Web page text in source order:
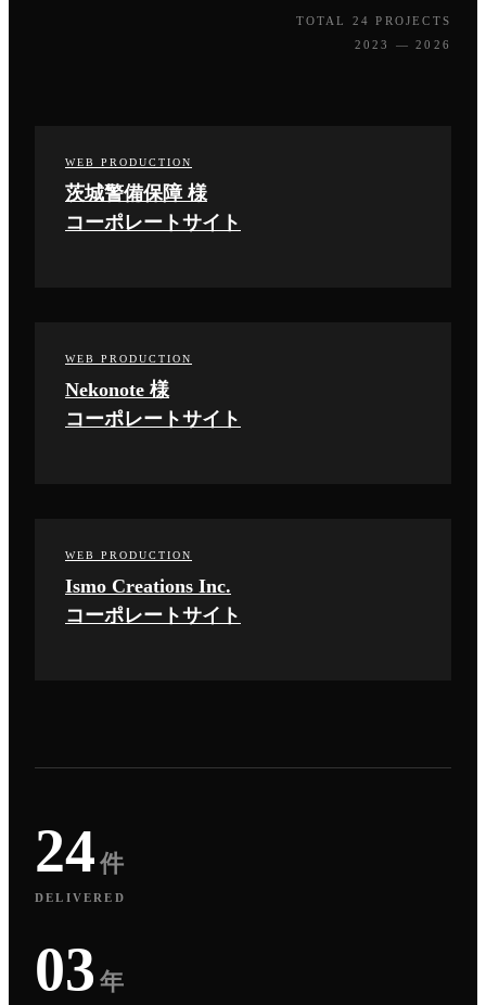
TOTAL 24 PROJECTS
2023 — 2026
WEB PRODUCTION
茨城警備保障 様
コーポレートサイト
WEB PRODUCTION
Nekonote 様
コーポレートサイト
WEB PRODUCTION
Ismo Creations Inc.
コーポレートサイト
24 件
DELIVERED
03 年